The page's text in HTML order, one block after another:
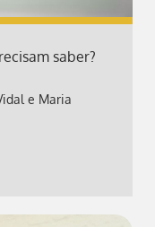
saber?
e Maria